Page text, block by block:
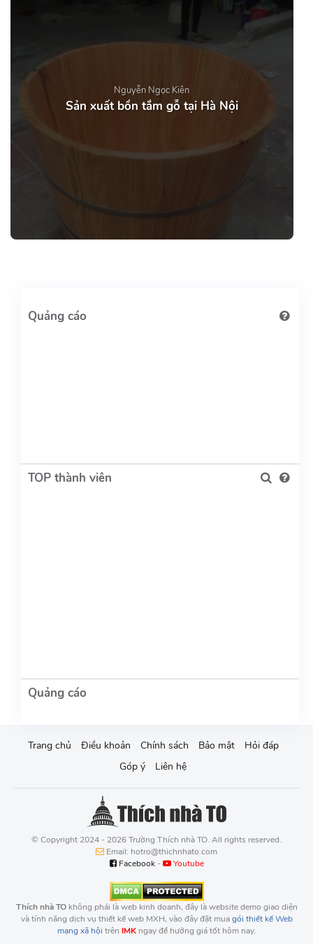
Nguyễn Ngọc Kiên
Sản xuất bồn tắm gỗ tại Hà Nội
TOP thành viên
Trang chủ Điều khoản Chính sách Bảo mật
Hỏi đáp
Góp ý
Liên hệ
© Copyright 2024 - 2026 Trường Thích nhà TO. All rights reserved.
Email: hotro@thichnhato.com
Facebook- Youtube
Thích nhà TOkhông phải là web kinh doanh, đây là website demo giao diện
và tính năng dịch vụ thiết kế web MXH, vào đây đặt muagói thiết kế Web
mạng xã hội trên IMKngay để hưởng giá tốt hôm nay.